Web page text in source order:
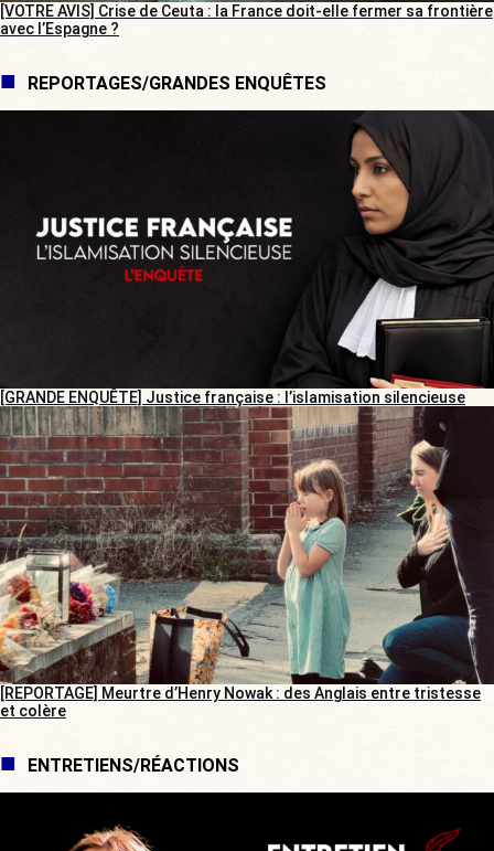
[VOTRE AVIS] Crise de Ceuta : la France doit-elle fermer sa frontière
avec l’Espagne ?
REPORTAGES/GRANDES ENQUÊTES
[GRANDE ENQUÊTE] Justice française : l’islamisation silencieuse
[REPORTAGE] Meurtre d’Henry Nowak : des Anglais entre tristesse
et colère
ENTRETIENS/RÉACTIONS